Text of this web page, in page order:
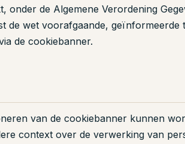
de Algemene Verordening
de wet voorafgaande, geïnformeerde
de cookiebanner.
van de cookiebanner kunnen
context over de verwerking van